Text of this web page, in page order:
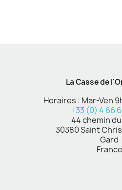
La Casse de
Horaires : Mar-Ven
+33 (0) 4 66
44 chemin
30380 Saint
Gard
France